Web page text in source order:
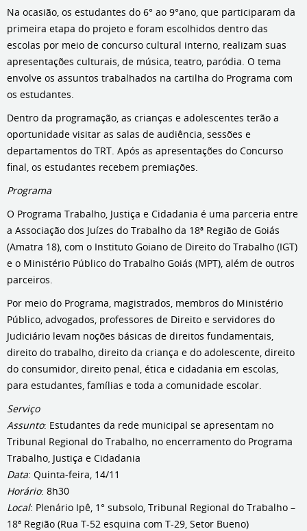
Na ocasião, os estudantes do 6° ao 9°ano, que participaram da
primeira etapa do projeto e foram escolhidos dentro das
escolas por meio de concurso cultural interno, realizam suas
apresentações culturais, de música, teatro, paródia. O tema
envolve os assuntos trabalhados na cartilha do Programa com
os estudantes.
Dentro da programação, as crianças e adolescentes terão a
oportunidade visitar as salas de audiência, sessões e
departamentos do TRT. Após as apresentações do Concurso
final, os estudantes recebem premiações.
Programa
O Programa Trabalho, Justiça e Cidadania é uma parceria entre
a Associação dos Juízes do Trabalho da 18ª Região de Goiás
(Amatra 18), com o Instituto Goiano de Direito do Trabalho (IGT)
e o Ministério Público do Trabalho Goiás (MPT), além de outros
parceiros.
Por meio do Programa, magistrados, membros do Ministério
Público, advogados, professores de Direito e servidores do
Judiciário levam noções básicas de direitos fundamentais,
direito do trabalho, direito da criança e do adolescente, direito
do consumidor, direito penal, ética e cidadania em escolas,
para estudantes, famílias e toda a comunidade escolar.
Serviço
Assunto: Estudantes da rede municipal se apresentam no
Tribunal Regional do Trabalho, no encerramento do Programa
Trabalho, Justiça e Cidadania
Data: Quinta-feira, 14/11
Horário: 8h30
Local: Plenário Ipê, 1° subsolo, Tribunal Regional do Trabalho –
18ª Região (Rua T-52 esquina com T-29, Setor Bueno)